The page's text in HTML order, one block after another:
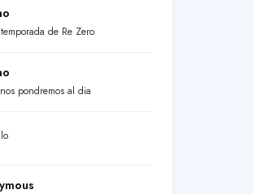
de Re Zero
pondremos al dia